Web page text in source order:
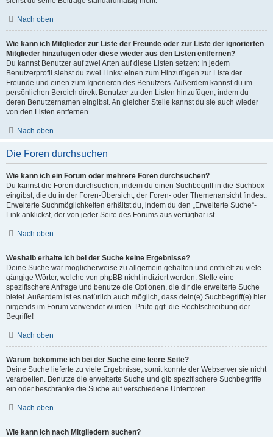
Nach oben
Wie kann ich Mitglieder zur Liste der Freunde oder zur Liste der ignorierten
Mitglieder hinzufügen oder diese wieder aus den Listen entfernen?
Du kannst Benutzer auf zwei Arten auf diese Listen setzen: In jedem
Benutzerprofil siehst du zwei Links: einen zum Hinzufügen zur Liste der
Freunde und einen zum Ignorieren des Benutzers. Außerdem kannst du im
persönlichen Bereich direkt Benutzer zu den Listen hinzufügen, indem du
deren Benutzernamen eingibst. An gleicher Stelle kannst du sie auch wieder
von den Listen entfernen.
Nach oben
Die Foren durchsuchen
Wie kann ich ein Forum oder mehrere Foren durchsuchen?
Du kannst die Foren durchsuchen, indem du einen Suchbegriff in die Suchbox
eingibst, die du in der Foren-Übersicht, der Foren- oder Themenansicht findest.
Erweiterte Suchmöglichkeiten erhältst du, indem du den „Erweiterte Suche“-
Link anklickst, der von jeder Seite des Forums aus verfügbar ist.
Nach oben
Weshalb erhalte ich bei der Suche keine Ergebnisse?
Deine Suche war möglicherweise zu allgemein gehalten und enthielt zu viele
gängige Wörter, welche von phpBB nicht indiziert werden. Stelle eine
spezifischere Anfrage und benutze die Optionen, die dir die erweiterte Suche
bietet. Außerdem ist es natürlich auch möglich, dass dein(e) Suchbegriff(e) hier
nirgends im Forum verwendet wurden. Prüfe ggf. die Rechtschreibung der
Begriffe!
Nach oben
Warum bekomme ich bei der Suche eine leere Seite?
Deine Suche lieferte zu viele Ergebnisse, somit konnte der Webserver sie nicht
verarbeiten. Benutze die erweiterte Suche und gib spezifischere Suchbegriffe
ein oder beschränke die Suche auf verschiedene Unterforen.
Nach oben
Wie kann ich nach Mitgliedern suchen?